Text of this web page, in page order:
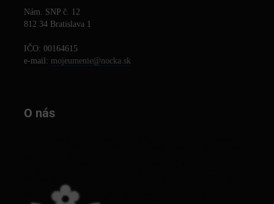
Nám. SNP č. 12
812 34 Bratislava 1
IČO: 00164615
e-mail: mojeumenie@nocka.sk
O nás